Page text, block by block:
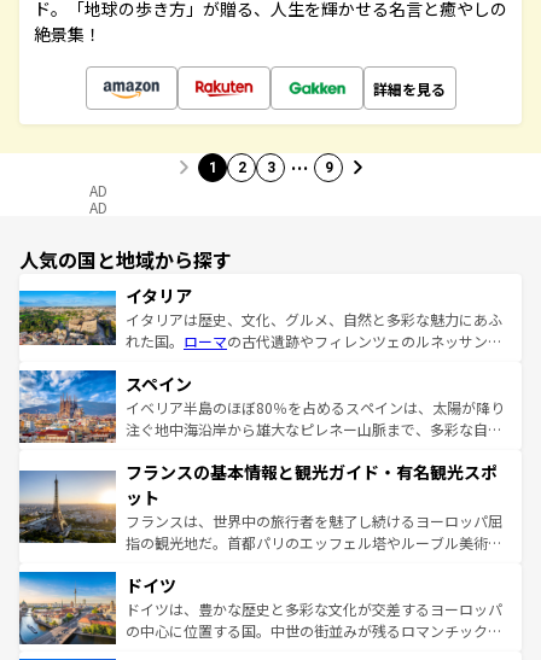
ド。「地球の歩き方」が贈る、人生を輝かせる名言と癒やしの
絶景集！
詳細を見る
1 2 3 … 9
AD
AD
人気の国と地域から探す
イタリア
イタリアは歴史、文化、グルメ、自然と多彩な魅力にあふ
れた国。 ローマの古代遺跡やフィレンツェのルネッサンス
ろん、トスカーナの美しい田園風景やアマルフィ海岸の絶
景など、自然景観も見逃せない。観光の合間には、本場の
ピザやパスタなど、絶品のイタリア料理を堪能することも
ませてくれるイタリアで、忘れられない旅をしてみよう！
なお、新着のイタリア情報は
しい。
スペイン
イベリア半島のほぼ80％を占めるスペインは、太陽が降り
注ぐ地中海沿岸から雄大なピレネー山脈まで、多彩な自然
文化が根付くこの国では、情熱的なフラメンコ、熱気あふ
れる闘牛、そして美味しいタパスが生活の一部となってい
る。首都マドリードの洗練された雰囲気や、バルセロナの
アートに溢れた街角から、地方では古代ローマ遺跡や中世
せる。地方によって風土や気候が異なるスペインはその個
性で訪れる人を魅了する。 なお、新着のスペイン情報は コ
ンテンツ一覧を参照してほしい。
フランスの基本情報と観光ガイド・有名観光スポ
ット
フランスは、世界中の旅行者を魅了し続けるヨーロッパ屈
指の観光地だ。首都パリのエッフェル塔やルーブル美術館
で、幅広い魅力が詰まっている。華麗な宮殿、歴史的な大
聖堂、美しいビーチ、そして豊かな自然が、訪れる者を心
から魅了する。また、フランスは美食の国としても知ら
ドイツ
ドイツは、豊かな歴史と多彩な文化が交差するヨーロッパ
の中心に位置する国。中世の街並みが残るロマンチック街